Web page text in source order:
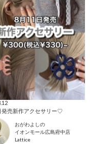
発売新作アクセサリー♡
おがわよしの
イオンモール広島府中店
Lattice